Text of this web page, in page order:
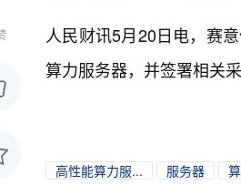
人民财讯5月20日电， 赛
算力服务器，并签署相关
高性能算力服... 服务器